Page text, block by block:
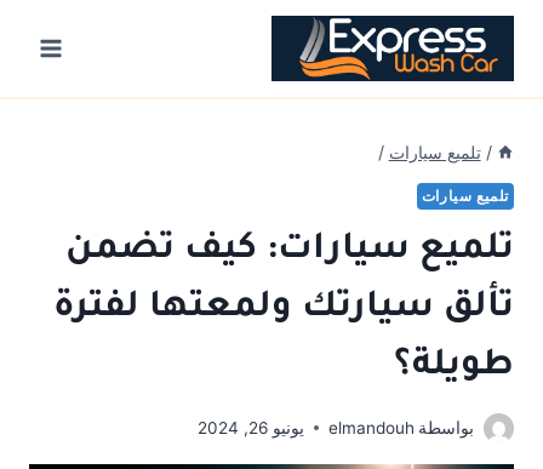
Skip
content
/ تلميع سيارات /
تلميع سيارات
تلميع سيارات: كيف تضمن
تألق سيارتك ولمعتها لفترة
طويلة؟
بواسطة elmandouh يونيو 26, 2024